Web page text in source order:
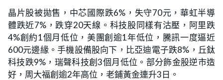
晶片股被拋售，中芯國際跌6%，失守70元，華虹半導
體跌近7%，跌穿20天線。科技股同樣有沽壓，阿里跌
4%創約1個月低位，美團創逾1年低位，騰訊一度逼近
600元邊緣。手機設備股向下，比亞迪電子跌8%，丘鈦
科技跌9%，瑞聲科技創3個月低位。部分飾金股逆市造
好，周大福創逾2年高位，老鋪黃金連升3日。